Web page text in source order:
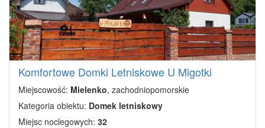
Komfortowe Domki Letniskowe U Migotki
Miejscowość: Mielenko, zachodniopomorskie
Kategoria obiektu: Domek letniskowy
Miejsc noclegowych: 32